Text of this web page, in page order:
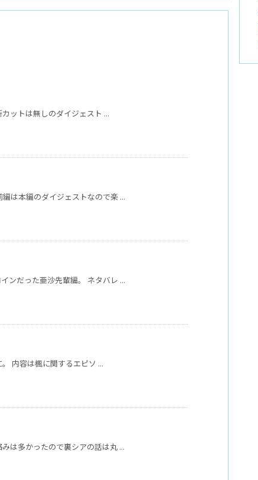
ットは無しのダイジェスト ...
は本編のダイジェストなので楽 ...
ンだった亜沙先輩編。 ネタバレ ...
内容は楓に関するエピソ ...
は多かったので裏シアの話は丸 ...